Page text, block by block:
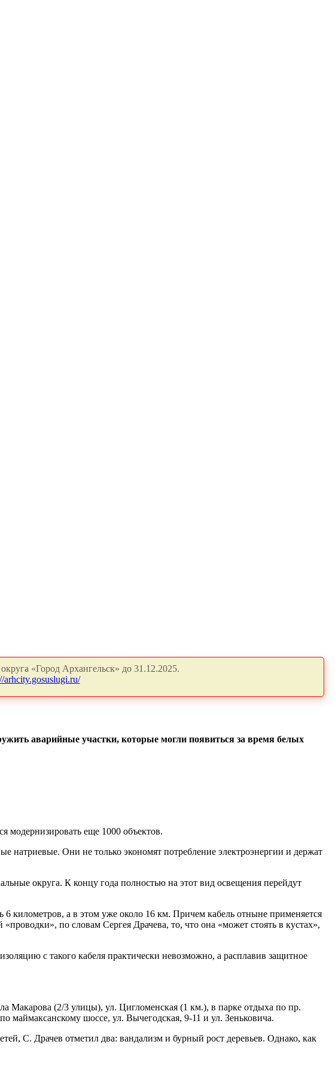
«Город Архангельск» до 31.12.2025.
arhcity.gosuslugi.ru/
аварийные участки, которые могли появиться за время белых
модернизировать еще 1000 объектов.
Они не только экономят потребление электроэнергии и держат
округа. К концу года полностью на этот вид освещения перейдут
6 километров, а в этом уже около 16 км. Причем кабель отныне применяется
по словам Сергея Драчева, то, что она «может стоять в кустах»,
с такого кабеля практически невозможно, а расплавив защитное
Макарова (2/3 улицы), ул. Цигломенская (1 км.), в парке отдыха по пр.
маймаксанскому шоссе, ул. Вычегодская, 9-11 и ул. Зеньковича.
С. Драчев отметил два: вандализм и бурный рост деревьев. Однако, как